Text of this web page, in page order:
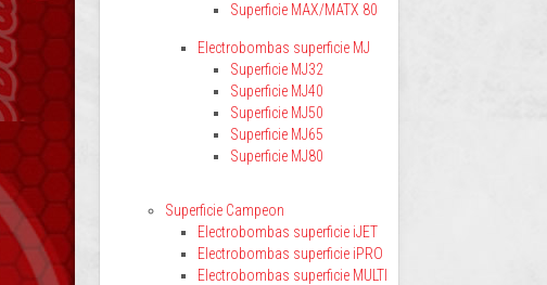
Superficie MAX/MATX 80
Electrobombas superficie MJ
Superficie MJ32
Superficie MJ40
Superficie MJ50
Superficie MJ65
Superficie MJ80
Superficie Campeon
Electrobombas superficie iJET
Electrobombas superficie iPRO
Electrobombas superficie MULTI